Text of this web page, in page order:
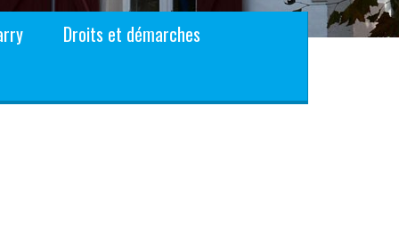
Droits et démarches